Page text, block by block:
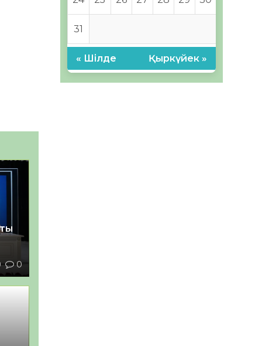
0
31
« Шілде Қыркүйек »